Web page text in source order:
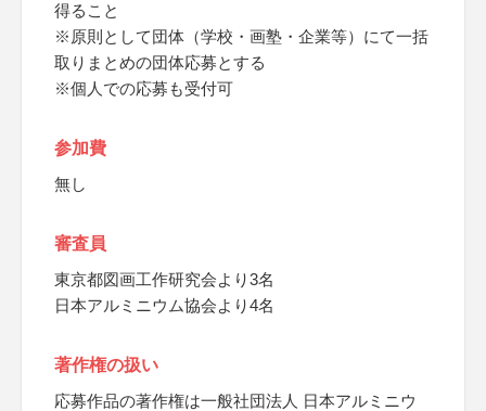
得ること
※原則として団体（学校・画塾・企業等）にて一括
取りまとめの団体応募とする
※個人での応募も受付可
参加費
無し
審査員
東京都図画工作研究会より3名
日本アルミニウム協会より4名
著作権の扱い
応募作品の著作権は一般社団法人 日本アルミニウ